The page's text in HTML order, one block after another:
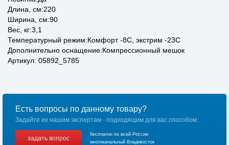
Длина, см:220
Ширина, см:90
Вес, кг:3,1
Температурный режим:Комфорт -8С, экстрим -23С
Дополнительно оснащение:Компрессионный мешок
Артикул: 05892_5785
Есть вопросы по данному товару?
Задайте их нашим экспертам - подходящим для вас способом.
задать вопрос
бесплатно по всей России
многоканальный Владивосток